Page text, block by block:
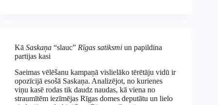
Kā Saskaņa “slauc” Rīgas satiksmi un papildina
partijas kasi
Saeimas vēlēšanu kampaņā vislielāko tērētāju vidū ir
opozīcijā esošā Saskaņa. Analizējot, no kurienes
viņu kasē rodas tik daudz naudas, kā viena no
straumītēm iezīmējas Rīgas domes deputātu un lielo